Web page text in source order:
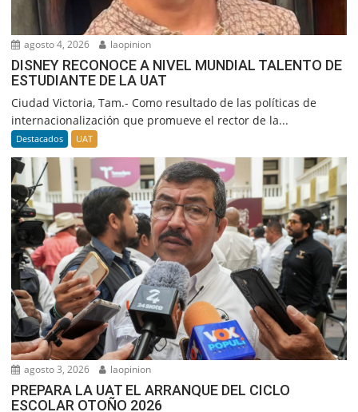
agosto 4, 2026 laopinion
DISNEY RECONOCE A NIVEL MUNDIAL TALENTO DE
ESTUDIANTE DE LA UAT
Ciudad Victoria, Tam.- Como resultado de las políticas de
internacionalización que promueve el rector de la...
Destacados UAT
agosto 3, 2026 laopinion
PREPARA LA UAT EL ARRANQUE DEL CICLO
ESCOLAR OTOÑO 2026